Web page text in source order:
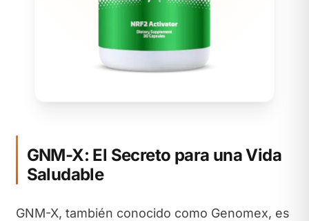
GNM-X: El Secreto para una Vida
Saludable
GNM-X, también conocido como Genomex, es